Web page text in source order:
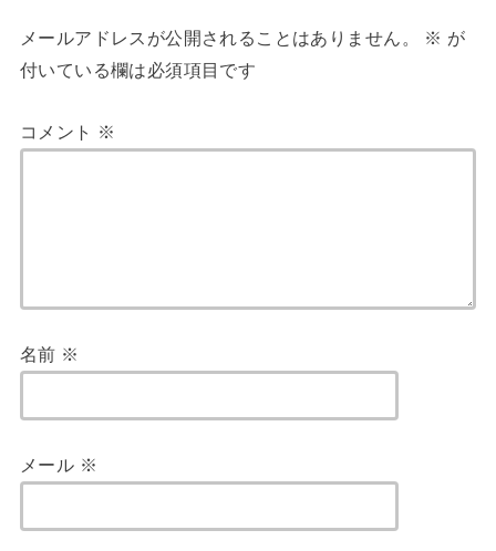
メールアドレスが公開されることはありません。 ※ が
付いている欄は必須項目です
コメント ※
名前 ※
メール ※